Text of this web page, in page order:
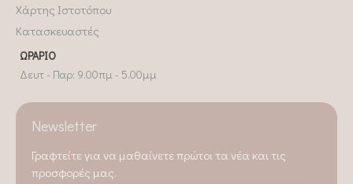
Χάρτης Ιστοτόπου
Κατασκευαστές
ΩΡΆΡΙΟ
Δευτ - Παρ: 9.00πμ - 5.00μμ
Newsletter
Γραφτείτε για να μαθαίνετε πρώτοι τα νέα και τις
προσφορές μας.